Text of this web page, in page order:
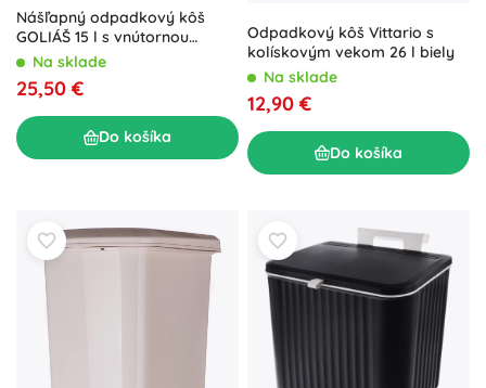
Nášľapný odpadkový kôš
GOLIÁŠ 15 l s vnútornou
vložkou, obdĺžnikový
Na sklade
25,50 €
Do košíka
Odpadkový kôš Vittario s
kolískovým vekom 26 l biely
Na sklade
12,90 €
Do košíka